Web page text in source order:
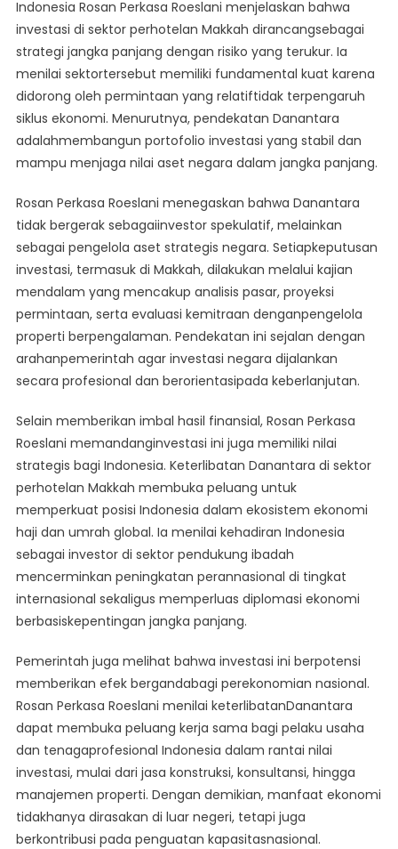
Indonesia Rosan Perkasa Roeslani menjelaskan bahwa
investasi di sektor perhotelan Makkah dirancangsebagai
strategi jangka panjang dengan risiko yang terukur. Ia
menilai sektortersebut memiliki fundamental kuat karena
didorong oleh permintaan yang relatiftidak terpengaruh
siklus ekonomi. Menurutnya, pendekatan Danantara
adalahmembangun portofolio investasi yang stabil dan
mampu menjaga nilai aset negara dalam jangka panjang.
Rosan Perkasa Roeslani menegaskan bahwa Danantara
tidak bergerak sebagaiinvestor spekulatif, melainkan
sebagai pengelola aset strategis negara. Setiapkeputusan
investasi, termasuk di Makkah, dilakukan melalui kajian
mendalam yang mencakup analisis pasar, proyeksi
permintaan, serta evaluasi kemitraan denganpengelola
properti berpengalaman. Pendekatan ini sejalan dengan
arahanpemerintah agar investasi negara dijalankan
secara profesional dan berorientasipada keberlanjutan.
Selain memberikan imbal hasil finansial, Rosan Perkasa
Roeslani memandanginvestasi ini juga memiliki nilai
strategis bagi Indonesia. Keterlibatan Danantara di sektor
perhotelan Makkah membuka peluang untuk
memperkuat posisi Indonesia dalam ekosistem ekonomi
haji dan umrah global. Ia menilai kehadiran Indonesia
sebagai investor di sektor pendukung ibadah
mencerminkan peningkatan perannasional di tingkat
internasional sekaligus memperluas diplomasi ekonomi
berbasiskepentingan jangka panjang.
Pemerintah juga melihat bahwa investasi ini berpotensi
memberikan efek bergandabagi perekonomian nasional.
Rosan Perkasa Roeslani menilai keterlibatanDanantara
dapat membuka peluang kerja sama bagi pelaku usaha
dan tenagaprofesional Indonesia dalam rantai nilai
investasi, mulai dari jasa konstruksi, konsultansi, hingga
manajemen properti. Dengan demikian, manfaat ekonomi
tidakhanya dirasakan di luar negeri, tetapi juga
berkontribusi pada penguatan kapasitasnasional.